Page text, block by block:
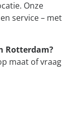
Onze
service – met
Rotterdam?
maat of vraag